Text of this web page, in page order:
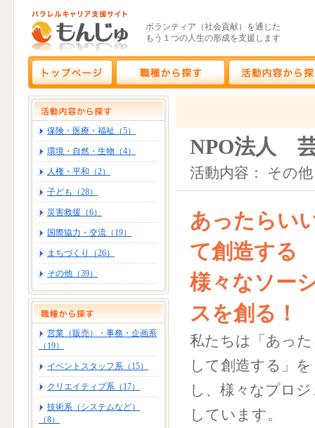
ボランティア（社会貢献）を通じた
もう１つの人生の形成を支援します
保険・医療・福祉（5）
環境・自然・生物（4）
人権・平和（2）
子ども（28）
災害救援（6）
国際協力・交流（19）
まちづくり（26）
その他（39）
営業（販売）・事務・企画系
（19）
イベントスタッフ系（15）
クリエイティブ系（17）
技術系（システムなど）
（8）
NPO法人
活動内容： その他
あったらい
て創造する
様々なソー
スを創る！
私たちは「あっ
して創造する」
し、様々なプロ
しています。